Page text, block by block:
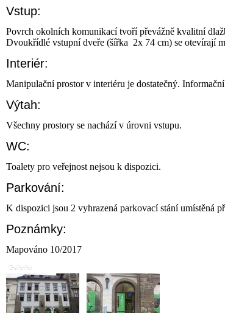
Vstup:
Povrch okolních komunikací tvoří převážně kvalitní
Dvoukřídlé vstupní dveře (šířka 2x 74 cm) se otevírají
Interiér:
Manipulační prostor v interiéru je dostatečný.
Výtah:
Všechny prostory se nachází v úrovni vstupu.
WC:
Toalety pro veřejnost nejsou k dispozici.
Parkování:
K dispozici jsou 2 vyhrazená parkovací stání umístěná
Poznámky:
Mapováno 10/2017
Galerie: